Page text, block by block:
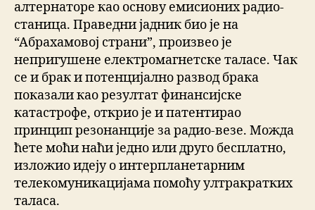
алтернаторе као основу емисионих радио-
станица. Праведни јадник био је на
“Абрахамовој страни”, произвео је
непригушене електромагнетске таласе. Чак
се и брак и потенцијално развод брака
показали као резултат финансијске
катастрофе, открио је и патентирао
принцип резонанције за радио-везе. Можда
ћете моћи наћи једно или друго бесплатно,
изложио идеју о интерпланетарним
телекомуникацијама помоћу ултракратких
таласа.